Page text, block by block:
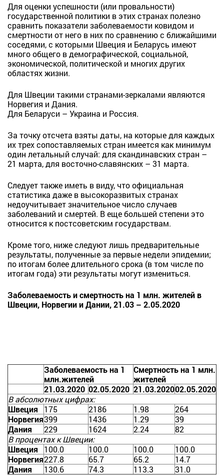
Для оценки уcпешности (или провальности)
государственной политики в этих странах полезно
сравнить показатели заболеваемости ковидом и
смертности от него в них по сравнению с ближайшими
соседями, с которыми Швеция и Беларусь имеют
много общего в демографической, социальной,
экономической, политической и многих других
областях жизни.
Для Швеции такими странами-зеркалами являются
Норвегия и Дания.
Для Беларуси – Украина и Россия.
За точку отсчета взяты даты, на которые для каждых
их трех сопоставляемых стран имеется как минимум
один летальный случай: для скандинавских стран –
21 марта, для восточно-славянских – 31 марта.
Следует также иметь в виду, что официальная
статистика даже в высокоразвитых странах
недоучитывает значительное число случаев
заболеваний и смертей. В еще большей степени это
относится к постсоветским государствам.
Кроме того, ниже следуют лишь предварительные
результаты, полученные за первые недели эпидемии;
по итогам более длительного срока (в том числе по
итогам года) эти результаты могут измениться.
Заболеваемость и смертность на 1 млн. жителей в
Швеции, Норвегии и Дании, 21.03 – 2.05.2020
Заболеваемость на 1
млн.жителей
Смертность на 1 млн.
жителей
21.03.2020 02.05.2020 21.03.202002.05.2020
В абсолютных цифрах:
Швеция
175 2186 1.98
264
Норвегия399 1436 1.29
39
Дания
229 1624 2.24
82
В процентах к Швеции:
Швеция
100.0 100.0 100.0
100.0
Норвегия227.8 65.7 65.2
14.7
Дания
130.6 74.3 113.3 31.0